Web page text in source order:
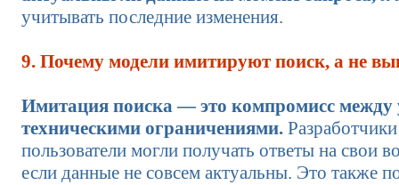
учитывать последние изменения.
9. Почему модели имитируют поиск, а не
Имитация поиска — это компромисс между
техническими ограничениями.
пользователи могли получать ответы на свои
если данные не совсем актуальны. Это также